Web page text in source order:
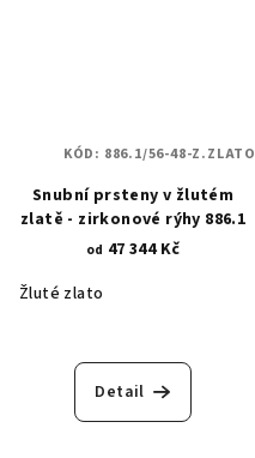
Snubní prsteny v žlutém
zlatě - zirkonové rýhy 886.1
od 47 344 Kč
Žluté zlato
Detail
KÓD: 886.1/56-48-Z.ZLATO